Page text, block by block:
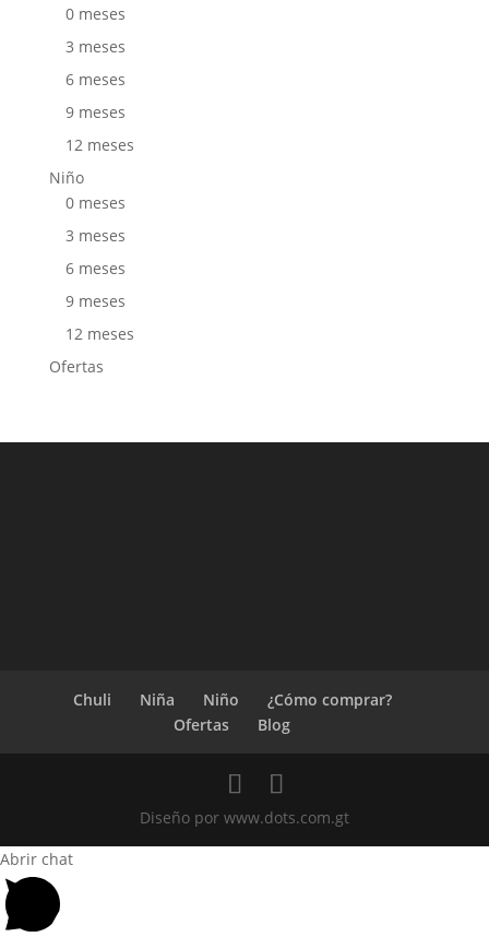
0 meses
3 meses
6 meses
9 meses
12 meses
Niño
0 meses
3 meses
6 meses
9 meses
12 meses
Ofertas
Chuli Niña Niño
¿Cómo comprar?
Ofertas
Blog
Diseño por www.dots.com.gt
Abrir chat